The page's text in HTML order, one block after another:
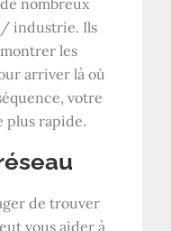
/ industrie. Ils
les
arriver là où
votre
plus rapide.
de trouver
vous aider à